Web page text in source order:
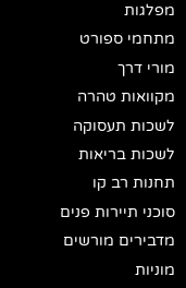
מפלגות
מתחמי ספורט
מורי דרך
מקוואות טהרה
לשכות תעסוקה
לשכות בריאות
תחנות רב קו
סוכני תיירות פנים
מדבירים מורשים
מוניות